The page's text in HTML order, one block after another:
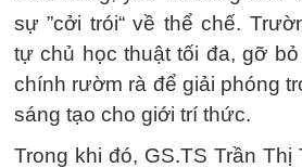
sự ”cởi trói“ về thể chế.
tự chủ học thuật tối đa, gỡ
chính rườm rà để giải phóng
sáng tạo cho giới trí thức.
Trong khi đó, GS.TS Trần